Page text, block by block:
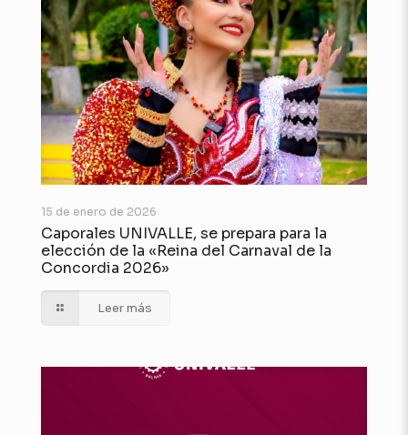
15 de enero de 2026
Caporales UNIVALLE, se prepara para la
elección de la «Reina del Carnaval de la
Concordia 2026»
Leer más